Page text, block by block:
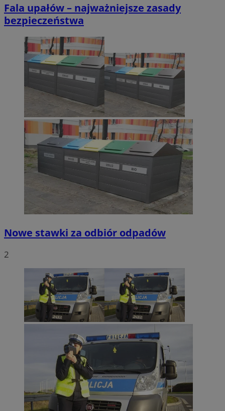
Fala upałów – najważniejsze zasady
bezpieczeństwa
Nowe stawki za odbiór odpadów
2